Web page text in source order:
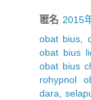
匿名 2015
obat bius,
obat bius
obat bius
rohypnol
dara,